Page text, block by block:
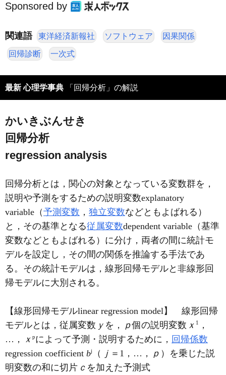
Sponsored by
関連語 東洋経済新報社 ソフトウェア 因果関係
回帰診断 一次式
最新 心理学事典 「回帰分析」の解説
かいきぶんせき
回帰分析
regression analysis
回帰分析とは，関心の対象となっている変数群を，
説明や予測をするための説明変数explanatory
variable（予測変数 ， 独立変数などともよばれる）
と，その基準となる従属変数dependent variable（基準
変数などともよばれる）に分け，両者の間に統計モ
デルを設定し，その間の関係を推論する手法であ
る。その統計モデルは，線形回帰モデルと非線形回
帰モデルに大別される。
【線形回帰モデルlinear regression model】 線形回帰
モデルとは，従属変数 ｙ を， ｐ個の説明変数 ｘ 1
，
…，
ｘ pによって予測・説明するために， 回帰係数
regression coefficient bj （ ｊ ＝1，…， ｐ ）を乗じた説
明変数の和に切片 ｃ を加えた予測式